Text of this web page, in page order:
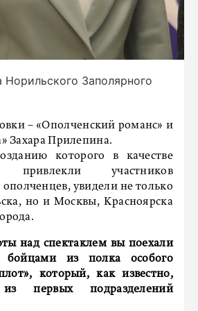
Норильского Заполярного
– «Ополченский романс» и
Захара Прилепина.
которого в качестве
привлекли участников
увидели не только
но и Москвы, Красноярска
над спектаклем вы поехали
бойцами из полка особого
который, как известно,
первых подразделений